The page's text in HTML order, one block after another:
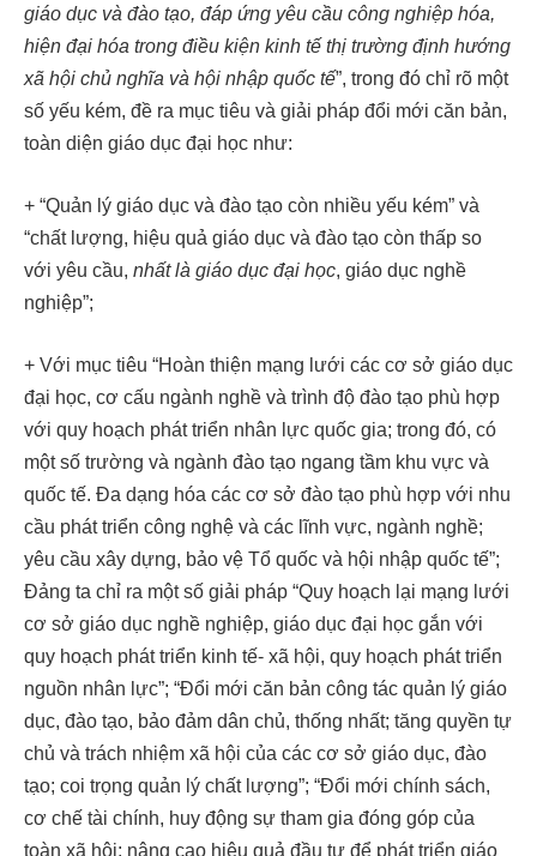
giáo dục và đào tạo, đáp ứng yêu cầu công nghiệp hóa,
hiện đại hóa trong điều kiện kinh tế thị trường định hướng
xã hội chủ nghĩa và hội nhập quốc tế”, trong đó chỉ rõ một
số yếu kém, đề ra mục tiêu và giải pháp đổi mới căn bản,
toàn diện giáo dục đại học như:
+ “Quản lý giáo dục và đào tạo còn nhiều yếu kém” và
“chất lượng, hiệu quả giáo dục và đào tạo còn thấp so
với yêu cầu, nhất là giáo dục đại học, giáo dục nghề
nghiệp”;
+ Với mục tiêu “Hoàn thiện mạng lưới các cơ sở giáo dục
đại học, cơ cấu ngành nghề và trình độ đào tạo phù hợp
với quy hoạch phát triển nhân lực quốc gia; trong đó, có
một số trường và ngành đào tạo ngang tầm khu vực và
quốc tế. Đa dạng hóa các cơ sở đào tạo phù hợp với nhu
cầu phát triển công nghệ và các lĩnh vực, ngành nghề;
yêu cầu xây dựng, bảo vệ Tổ quốc và hội nhập quốc tế”;
Đảng ta chỉ ra một số giải pháp “Quy hoạch lại mạng lưới
cơ sở giáo dục nghề nghiệp, giáo dục đại học gắn với
quy hoạch phát triển kinh tế- xã hội, quy hoạch phát triển
nguồn nhân lực”; “Đổi mới căn bản công tác quản lý giáo
dục, đào tạo, bảo đảm dân chủ, thống nhất; tăng quyền tự
chủ và trách nhiệm xã hội của các cơ sở giáo dục, đào
tạo; coi trọng quản lý chất lượng”; “Đổi mới chính sách,
cơ chế tài chính, huy động sự tham gia đóng góp của
toàn xã hội; nâng cao hiệu quả đầu tư để phát triển giáo